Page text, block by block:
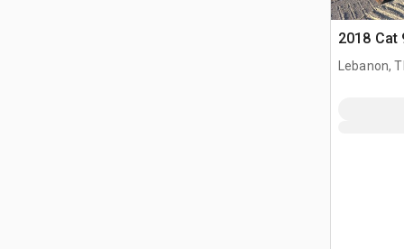
2018 Cat
Lebanon,